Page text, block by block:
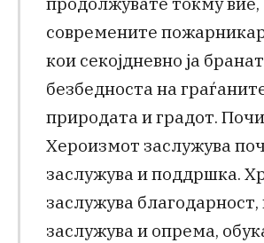
современите
кои секојдневно ја бранат
безбедноста на
природата и градот.
Хероизмот заслужува
заслужува и поддршка.
заслужува благодарност,
заслужува и опрема,